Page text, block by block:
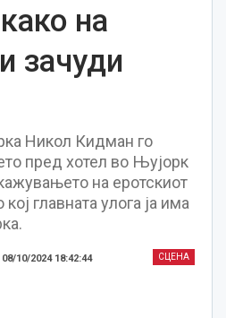
на
зачуди
Никол Кидман го
пред хотел во Њујорк
на еротскиот
главната улога ја има
СЦЕНА
08/10/2024 18:42:44